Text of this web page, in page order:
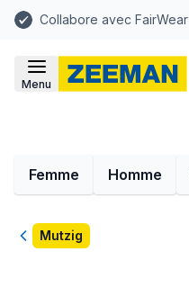
Collabore avec FairWear
Menu
Femme Homme
RetourMutzig